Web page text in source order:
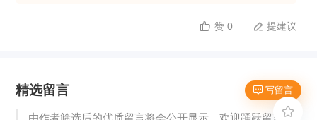
O(1)，但随机访问需遍历，复杂度退化为 O(n)。工程
换时间”，通过建立多级索引层，使查询、插入和删除
的时间复杂度均降至 O(log n)，性能对标平衡二叉树。
 赞 0  提建议
 写留言
精选留言
由作者筛选后的优质留言将会公开显示，欢迎踊跃留言。
